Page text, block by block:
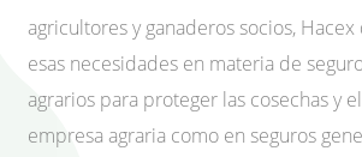
agricultores y ganaderos socios, Hacex
esas necesidades en materia de
agrarios para proteger las cosechas y
empresa agraria como en seguros